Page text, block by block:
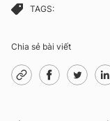
TAGS:
Chia sẻ bài viết